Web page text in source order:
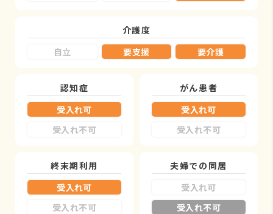
介護度
自立
要支援 要介護
認知症
受入れ可
受入れ不可
がん患者
受入れ可
受入れ不可
終末期利用
受入れ可
受入れ不可
夫婦での同居
受入れ可
受入れ不可